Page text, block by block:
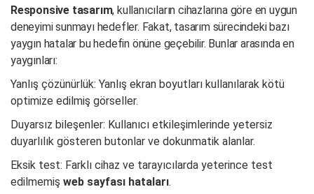
Responsive tasarım, kullanıcıların cihazlarına göre en uygun
deneyimi sunmayı hedefler. Fakat, tasarım sürecindeki bazı
yaygın hatalar bu hedefin önüne geçebilir. Bunlar arasında en
yaygınları:
Yanlış çözünürlük: Yanlış ekran boyutları kullanılarak kötü
optimize edilmiş görseller.
Duyarsız bileşenler: Kullanıcı etkileşimlerinde yetersiz
duyarlılık gösteren butonlar ve dokunmatik alanlar.
Eksik test: Farklı cihaz ve tarayıcılarda yeterince test
edilmemiş web sayfası hataları.